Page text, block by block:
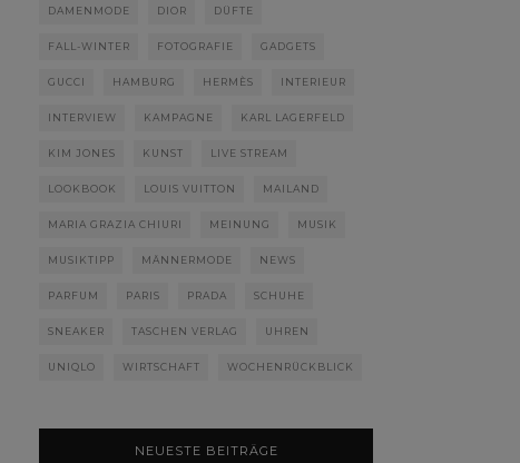
DAMENMODE DIOR DÜFTE
FALL-WINTER FOTOGRAFIE GADGETS
GUCCI HAMBURG HERMÈS INTERIEUR
INTERVIEW KAMPAGNE KARL LAGERFELD
KIM JONES KUNST LIVE STREAM
LOOKBOOK LOUIS VUITTON MAILAND
MARIA GRAZIA CHIURI MEINUNG MUSIK
MUSIKTIPP MÄNNERMODE NEWS
PARFUM PARIS PRADA SCHUHE
SNEAKER TASCHEN VERLAG UHREN
UNIQLO WIRTSCHAFT WOCHENRÜCKBLICK
NEUESTE BEITRÄGE